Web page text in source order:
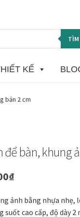
KẾ
tranh tại Mia Home
Phương thức thanh
Tranh mừng thọ
bản 2 cm
để bàn, khung
₫Khoảng
giá:
250.000₫
đến
ảnh bằng nhựa nhẹ,
suốt cao cấp, độ dày